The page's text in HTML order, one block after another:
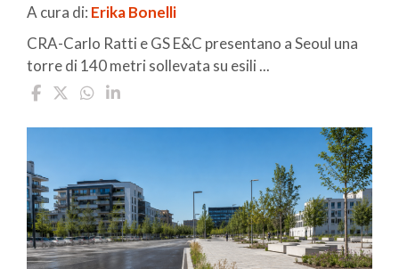
A cura di: Erika Bonelli
CRA-Carlo Ratti e GS E&C presentano a Seoul una
torre di 140 metri sollevata su esili ...